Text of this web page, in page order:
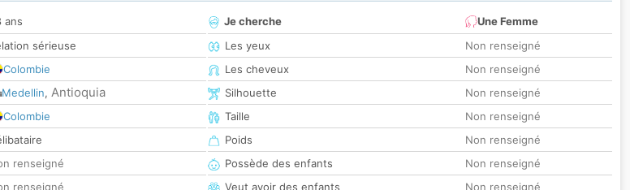
ans
sérieuse
Colombie
Medellin, Antioquia
Colombie
renseigné
renseigné
Je cherche
Une Femme
Les yeux
Non renseigné
Les cheveux
Non renseigné
Silhouette
Non renseigné
Taille
Non renseigné
Poids
Non renseigné
Possède des enfants
Non renseigné
Veut avoir des enfants
Non renseigné